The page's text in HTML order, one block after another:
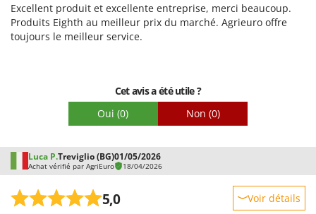
Excellent produit et excellente entreprise, merci beaucoup.
Produits Eighth au meilleur prix du marché. Agrieuro offre
toujours le meilleur service.
Cet avis a été utile ?
Oui (0) Non (0)
Luca P.Treviglio (BG)01/05/2026
Achat vérifié par AgriEuro 18/04/2026
5,0 Voir détails